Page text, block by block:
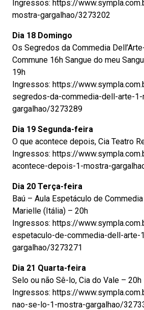
Ingressos: https://
mostra-gargalhao/3273202
Dia 18 Domingo
Os Segredos da Commedia
Commune 16h Sangue do meu
19h
Ingressos: https://
segredos-da-commedia-dell-arte-
gargalhao/3273289
Dia 19 Segunda-feira
O que acontece depois, Cia Teatro
Ingressos: https://
acontece-depois-1-mostra-
Dia 20 Terça-feira
Baú – Aula Espetáculo de
Marielle (Itália) – 20h
Ingressos: https://
espetaculo-de-commedia-dell-arte-
gargalhao/3273271
Dia 21 Quarta-feira
Selo ou não Sê-lo, Cia do Vale – 20h
Ingressos: https://
nao-se-lo-1-mostra-gargalhao/